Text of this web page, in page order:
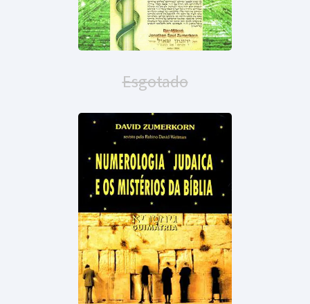
Esgotado